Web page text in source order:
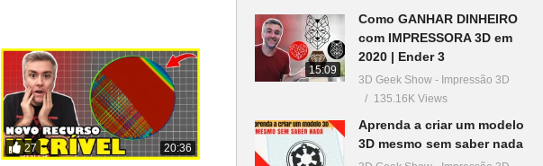
27 20:36
15:09
Como GANHAR DINHEIRO
com IMPRESSORA 3D em
2020 | Ender 3
3D Geek Show - Impressão 3D
135.16K Views
Aprenda a criar um modelo
3D mesmo sem saber nada